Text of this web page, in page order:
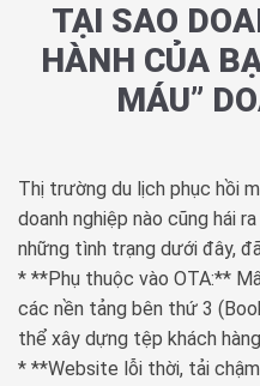
TẠI SAO
HÀNH CỦA
MÁU”
Thị trường du lịch phục hồi
doanh nghiệp nào cũng hái
những tình trạng dưới đây,
* **Phụ thuộc vào OTA:**
các nền tảng bên thứ 3
thể xây dựng tệp khách
* **Website lỗi thời, tải